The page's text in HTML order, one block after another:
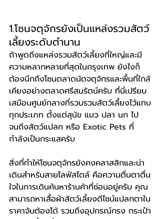
1.โซนจตุจักรยังเป็นแหล่งรวมสัตว์
เลี้ยงระดับตำนาน
ถ้าพูดถึงแหล่งรวมสัตว์เลี้ยงที่ใหญ่และมี
ความหลากหลายที่สุดในกรุงเทพ ยังไงก็
ต้องนึกถึงโซนตลาดนัดจตุจักรและพื้นที่ใกล้
เคียงอย่างตลาดศรีสมรัตน์ครับ ที่นี่เปรียบ
เสมือนศูนย์กลางที่รวบรวมสัตว์เลี้ยงไว้แทบ
ทุกประเภท ตั้งแต่สุนัข แมว ปลา นก ไป
จนถึงสัตว์แปลก หรือ Exotic Pets ที่
กำลังเป็นกระแสครับ
สิ่งที่ทำให้โซนจตุจักรยังคงคลาสสิกและน่า
เดินสำหรับสายไลฟ์สไตล์ คือความตื่นตาตื่น
ใจในการเดินค้นหาร้านค้าที่ซ่อนอยู่ครับ คุณ
สามารถหาเสื้อผ้าสัตว์เลี้ยงดีไซน์แปลกตาใน
ราคาจับต้องได้ รวมถึงอุปกรณ์กรง กระเป๋า